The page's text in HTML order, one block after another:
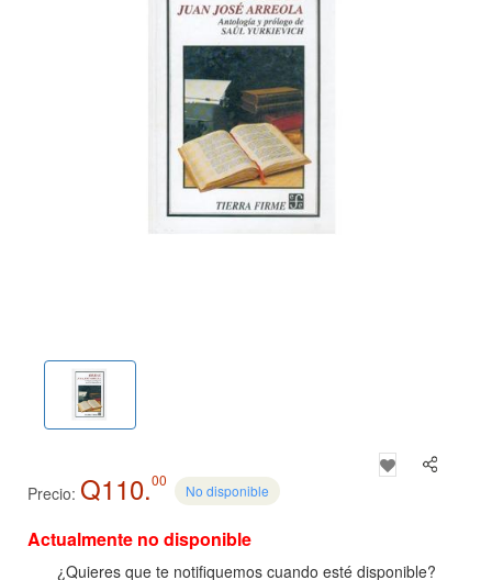
Precio: Q110.00
No disponible
Actualmente no disponible
¿Quieres que te notifiquemos cuando esté disponible?